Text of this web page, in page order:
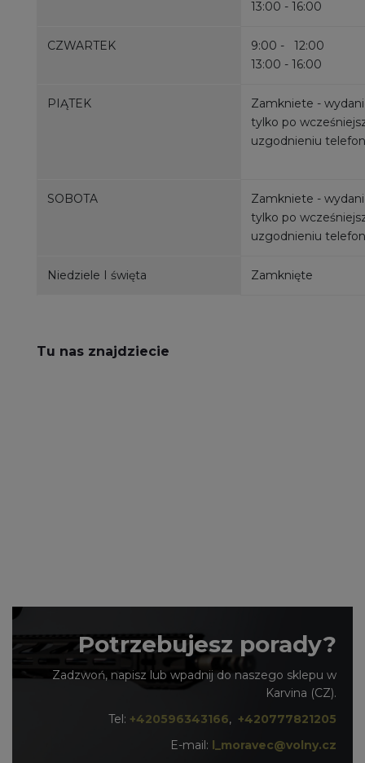
13:00 - 16:00
CZWARTEK
9:00 - 12:00
13:00 - 16:00
PIĄTEK
Zamkniete -
tylko po
uzgodnieniu
SOBOTA
Zamkniete -
tylko po
uzgodnieniu
Niedziele I święta Zamknięte
Tu nas znajdziecie
Potrzebujesz porady?
Zadzwoń, napisz lub wpadnij do naszego sklepu w
Karvina (CZ).
Tel: +420596343166, +420777821205
E-mail: l_moravec@volny.cz